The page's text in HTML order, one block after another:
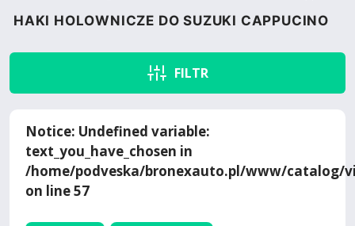
HAKI HOLOWNICZE DO SUZUKI CAPPUCINO
FILTR
Notice: Undefined variable:
text_you_have_chosen in
/home/podveska/bronexauto.pl/www/catalog/
on line57